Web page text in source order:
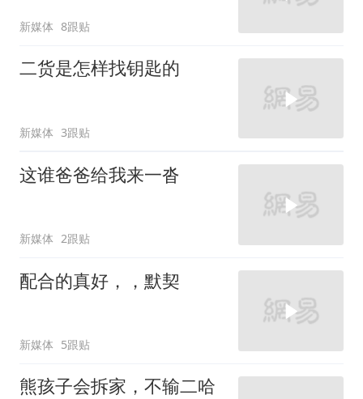
新媒体 8跟贴
二货是怎样找钥匙的
新媒体 3跟贴
这谁爸爸给我来一沓
新媒体 2跟贴
配合的真好，，默契
新媒体 5跟贴
熊孩子会拆家，不输二哈